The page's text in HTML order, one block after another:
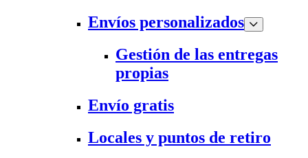
Envíos personalizados
Gestión de las entregas
propias
Envío gratis
Locales y puntos de retiro